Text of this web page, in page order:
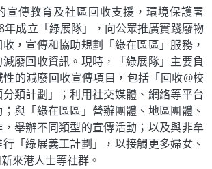
宣傳教育及社區回收支援，環境保護署
年成立「綠展隊」，向公眾推廣實踐廢物
，宣傳和協助規劃「綠在區區」服務，
廢回收資訊。現時，「綠展隊」主要負
的減廢回收宣傳項目，包括「回收@校
類計劃」；利用社交媒體、網絡等平台
與「綠在區區」營辦團體、地區團體、
舉辦不同類型的宣傳活動；以及與非牟
「綠展義工計劃」，以接觸更多婦女、
來港人士等社群。